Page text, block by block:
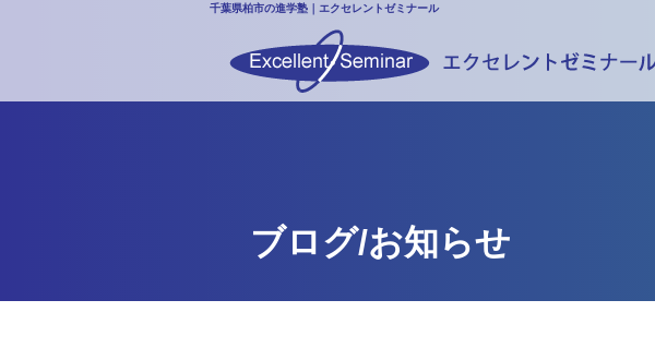
千葉県柏市の進学塾｜エクセレントゼミナール
ブログ/お知らせ